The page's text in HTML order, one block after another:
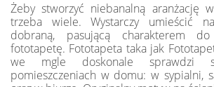
Żeby stworzyć niebanalną aranżację
trzeba wiele. Wystarczy umieścić
dobraną, pasującą charakterem
fototapetę. Fototapeta taka jak
we mgle doskonale sprawdzi
pomieszczeniach w domu: w sypialni,